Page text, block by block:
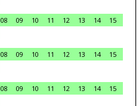
08 09 10 11 12 13 14
15
08 09 10 11 12 13 14
15
08 09 10 11 12 13 14
15